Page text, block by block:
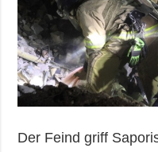
Der Feind griff